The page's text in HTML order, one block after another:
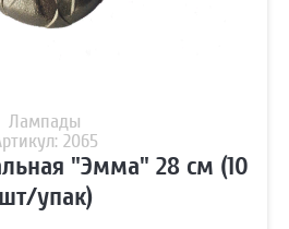
Лампады
2065
"Эмма" 28 см (10
шт/упак)